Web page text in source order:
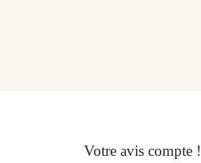
Votre avis compte !